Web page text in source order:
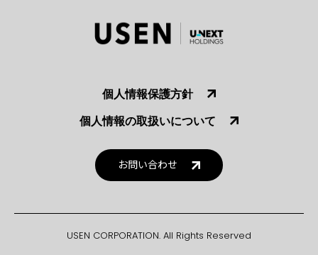
個人情報保護方針
個人情報の取扱いについて
お問い合わせ
USEN CORPORATION. All Rights Reserved